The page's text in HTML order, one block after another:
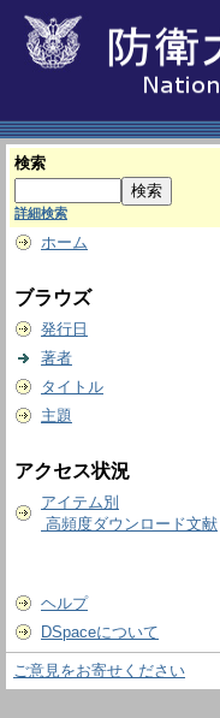
検索
詳細検索
ホーム
ブラウズ
発行日
著者
タイトル
主題
アクセス状況
アイテム別
高頻度ダウンロード文献
ヘルプ
DSpaceについて
ご意見をお寄せください